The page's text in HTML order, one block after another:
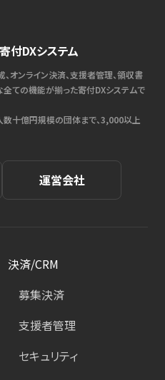
付DXシステム
オンライン決済、支援者管理、領収書
全ての機能が揃った寄付DXシステムで
十億円規模の団体まで、3,000以上
運営会社
決済/CRM
募集決済
支援者管理
セキュリティ